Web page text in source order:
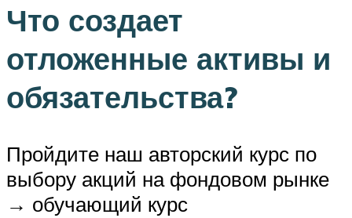
Что создает
отложенные активы и
обязательства?
Пройдите наш авторский курс по
выбору акций на фондовом рынке
→ обучающий курс